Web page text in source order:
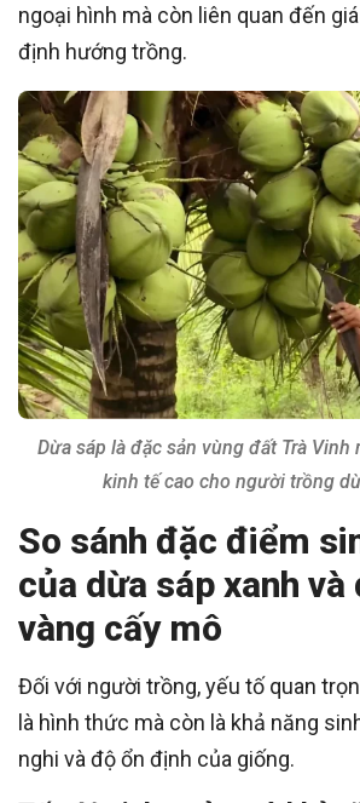
ngoại hình mà còn liên quan đến
định hướng trồng.
Dừa sáp là đặc sản vùng đất Trà Vinh
kinh tế cao cho người trồng
So sánh đặc điểm
của dừa sáp xanh và
vàng cấy mô
Đối với người trồng, yếu tố quan
là hình thức mà còn là khả năng
nghi và độ ổn định của giống.